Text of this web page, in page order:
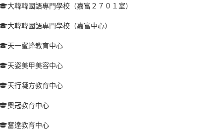
大韓韓國語專門學校（嘉富２７０１室）
大韓韓國語專門學校（嘉富中心）
天一蜜蜂教育中心
天姿美甲美容中心
天行凝方教育中心
奧冠教育中心
奮達教育中心